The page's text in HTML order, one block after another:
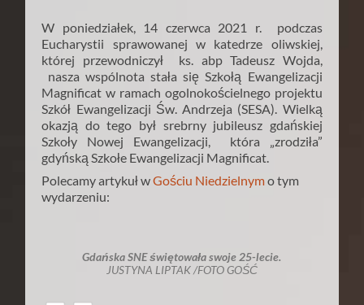
W poniedziałek, 14 czerwca 2021 r. podczas
Eucharystii sprawowanej w katedrze oliwskiej,
której przewodniczył ks. abp Tadeusz Wojda,
nasza wspólnota stała się Szkołą Ewangelizacji
Magnificat w ramach ogolnokościelnego projektu
Szkół Ewangelizacji Św. Andrzeja (SESA). Wielką
okazją do tego był srebrny jubileusz gdańskiej
Szkoły Nowej Ewangelizacji, która „zrodziła”
gdyńską Szkołe Ewangelizacji Magnificat.
Polecamy artykuł wGościu Niedzielnymo tym
wydarzeniu:
Gdańska SNE świętowała swoje 25-lecie.
JUSTYNA LIPTAK /FOTO GOŚĆ